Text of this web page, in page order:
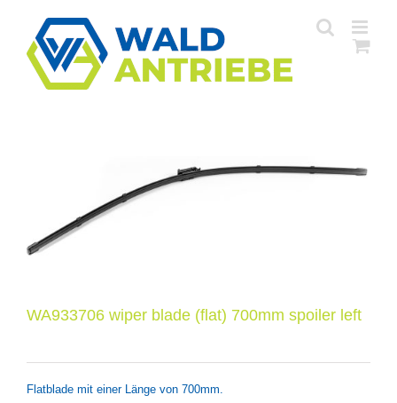
springen
WA933706 wiper blade (flat) 700mm spoiler left
Flatblade mit einer Länge von 700mm.